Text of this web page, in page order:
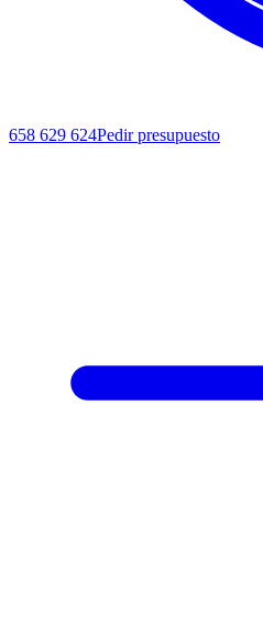
658 629 624Pedir presupuesto